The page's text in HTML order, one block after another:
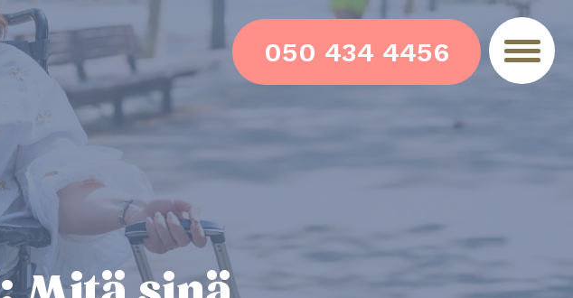
050 434 4456